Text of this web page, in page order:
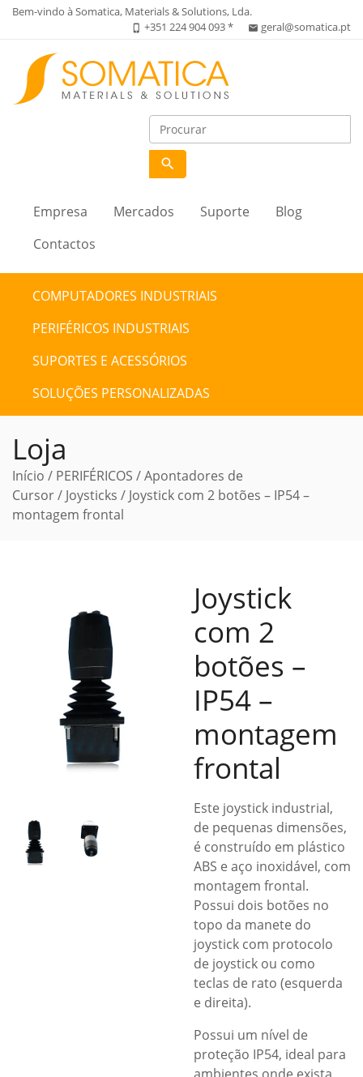
Bem-vindo à Somatica, Materials & Solutions, Lda.
phone_iphone +351 224 904 093 * email geral@somatica.pt
search
Empresa Mercados Suporte
Blog
Contactos
COMPUTADORES INDUSTRIAIS
PERIFÉRICOS INDUSTRIAIS
SUPORTES E ACESSÓRIOS
SOLUÇÕES PERSONALIZADAS
Loja
Início / PERIFÉRICOS /Apontadores de
Cursor/ Joysticks / Joystick com 2 botões – IP54 –
montagem frontal
Joystick
com 2
botões –
IP54 –
montagem
frontal
Este joystick industrial,
de pequenas dimensões,
é construído em plástico
ABS e aço inoxidável, com
montagem frontal.
Possui dois botões no
topo da manete do
joystick com protocolo
de joystick ou como
teclas de rato (esquerda
e direita).
Possui um nível de
proteção IP54, ideal para